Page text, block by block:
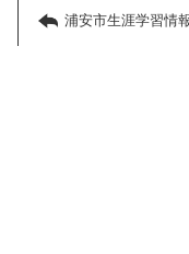
浦安市生涯学習情